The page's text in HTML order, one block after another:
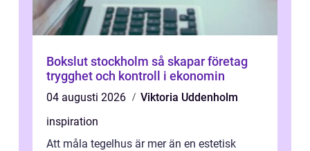
Bokslut stockholm så skapar företag
trygghet och kontroll i ekonomin
04 augusti 2026
Viktoria Uddenholm
inspiration
Att måla tegelhus är mer än en estetisk